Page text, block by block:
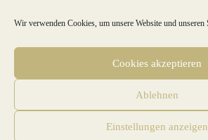
Wir verwenden Cookies, um unsere Website und unseren
Cookies akzeptieren
Ablehnen
Einstellungen anzeigen
DATENSCHUTZ
PRESSE UND MEDIEN
Das Blogazine für Qualität und